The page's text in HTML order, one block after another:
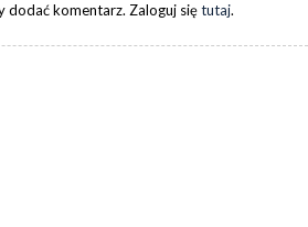
dodać komentarz. Zaloguj siętutaj.